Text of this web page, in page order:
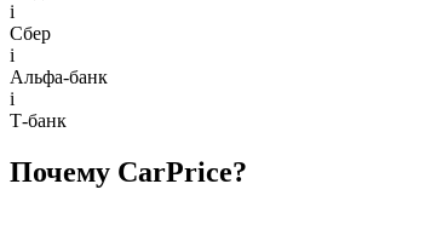
i
Сбер
i
Альфа-банк
i
Т-банк
Почему CarPrice?